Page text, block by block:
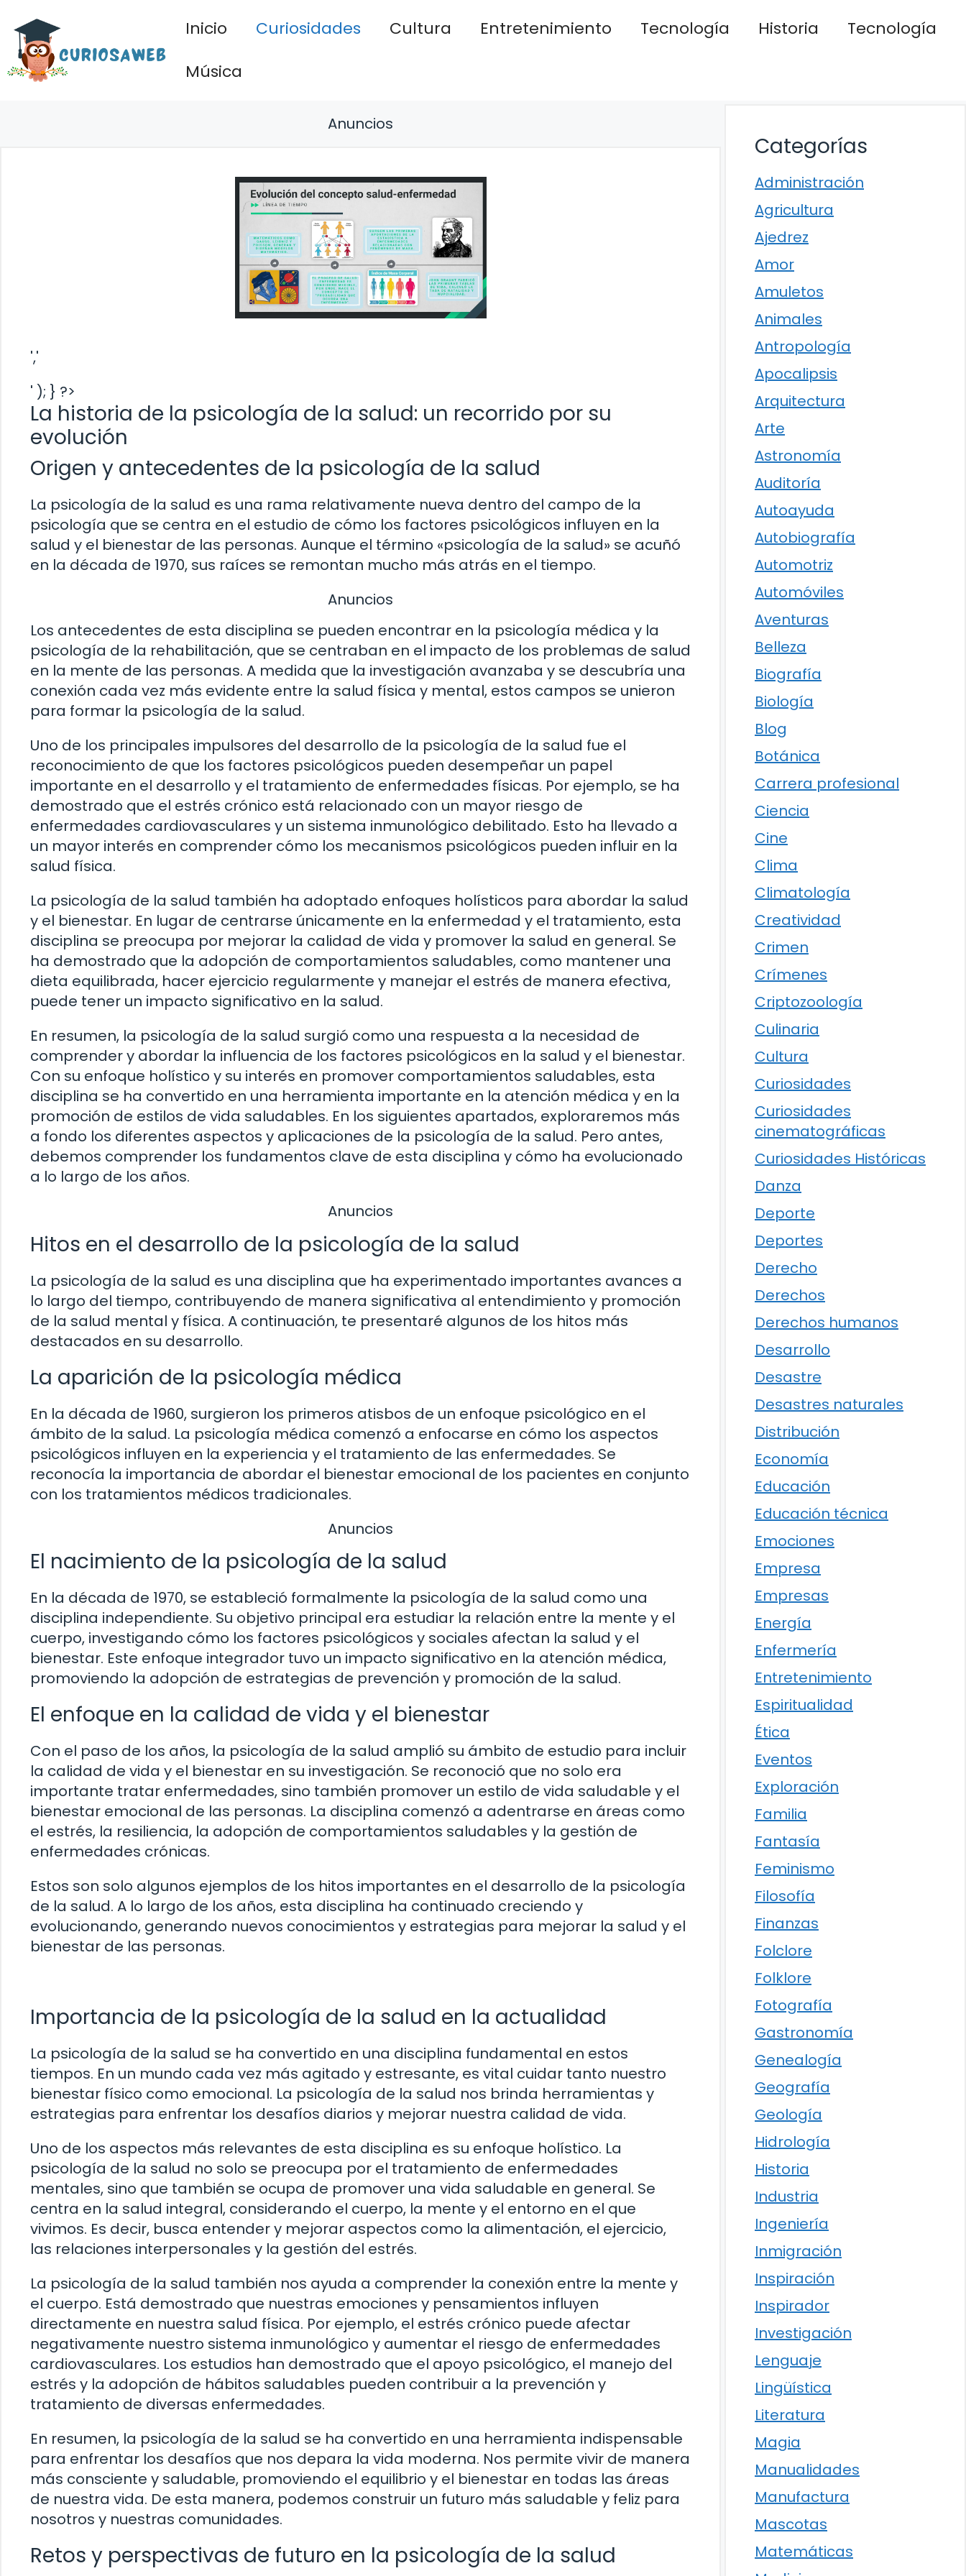
contenido
Inicio Curiosidades Cultura Entretenimiento Tecnología Historia
Tecnología
Música
Anuncios
','
' ); } ?>
La historia de la psicología de la salud: un recorrido por su
evolución
Origen y antecedentes de la psicología de la salud
La psicología de la salud es una rama relativamente nueva dentro del campo de la
psicología que se centra en el estudio de cómo los factores psicológicos influyen en la
salud y el bienestar de las personas. Aunque el término «psicología de la salud» se acuñó
en la década de 1970, sus raíces se remontan mucho más atrás en el tiempo.
Anuncios
Los antecedentes de esta disciplina se pueden encontrar en la psicología médica y la
psicología de la rehabilitación, que se centraban en el impacto de los problemas de salud
en la mente de las personas. A medida que la investigación avanzaba y se descubría una
conexión cada vez más evidente entre la salud física y mental, estos campos se unieron
para formar la psicología de la salud.
Uno de los principales impulsores del desarrollo de la psicología de la salud fue el
reconocimiento de que los factores psicológicos pueden desempeñar un papel
importante en el desarrollo y el tratamiento de enfermedades físicas. Por ejemplo, se ha
demostrado que el estrés crónico está relacionado con un mayor riesgo de
enfermedades cardiovasculares y un sistema inmunológico debilitado. Esto ha llevado a
un mayor interés en comprender cómo los mecanismos psicológicos pueden influir en la
salud física.
La psicología de la salud también ha adoptado enfoques holísticos para abordar la salud
y el bienestar. En lugar de centrarse únicamente en la enfermedad y el tratamiento, esta
disciplina se preocupa por mejorar la calidad de vida y promover la salud en general. Se
ha demostrado que la adopción de comportamientos saludables, como mantener una
dieta equilibrada, hacer ejercicio regularmente y manejar el estrés de manera efectiva,
puede tener un impacto significativo en la salud.
En resumen, la psicología de la salud surgió como una respuesta a la necesidad de
comprender y abordar la influencia de los factores psicológicos en la salud y el bienestar.
Con su enfoque holístico y su interés en promover comportamientos saludables, esta
disciplina se ha convertido en una herramienta importante en la atención médica y en la
promoción de estilos de vida saludables. En los siguientes apartados, exploraremos más
a fondo los diferentes aspectos y aplicaciones de la psicología de la salud. Pero antes,
debemos comprender los fundamentos clave de esta disciplina y cómo ha evolucionado
a lo largo de los años.
Anuncios
Hitos en el desarrollo de la psicología de la salud
La psicología de la salud es una disciplina que ha experimentado importantes avances a
lo largo del tiempo, contribuyendo de manera significativa al entendimiento y promoción
de la salud mental y física. A continuación, te presentaré algunos de los hitos más
destacados en su desarrollo.
La aparición de la psicología médica
En la década de 1960, surgieron los primeros atisbos de un enfoque psicológico en el
ámbito de la salud. La psicología médica comenzó a enfocarse en cómo los aspectos
psicológicos influyen en la experiencia y el tratamiento de las enfermedades. Se
reconocía la importancia de abordar el bienestar emocional de los pacientes en conjunto
con los tratamientos médicos tradicionales.
Anuncios
El nacimiento de la psicología de la salud
En la década de 1970, se estableció formalmente la psicología de la salud como una
disciplina independiente. Su objetivo principal era estudiar la relación entre la mente y el
cuerpo, investigando cómo los factores psicológicos y sociales afectan la salud y el
bienestar. Este enfoque integrador tuvo un impacto significativo en la atención médica,
promoviendo la adopción de estrategias de prevención y promoción de la salud.
El enfoque en la calidad de vida y el bienestar
Con el paso de los años, la psicología de la salud amplió su ámbito de estudio para incluir
la calidad de vida y el bienestar en su investigación. Se reconoció que no solo era
importante tratar enfermedades, sino también promover un estilo de vida saludable y el
bienestar emocional de las personas. La disciplina comenzó a adentrarse en áreas como
el estrés, la resiliencia, la adopción de comportamientos saludables y la gestión de
enfermedades crónicas.
Estos son solo algunos ejemplos de los hitos importantes en el desarrollo de la psicología
de la salud. A lo largo de los años, esta disciplina ha continuado creciendo y
evolucionando, generando nuevos conocimientos y estrategias para mejorar la salud y el
bienestar de las personas.
Importancia de la psicología de la salud en la actualidad
La psicología de la salud se ha convertido en una disciplina fundamental en estos
tiempos. En un mundo cada vez más agitado y estresante, es vital cuidar tanto nuestro
bienestar físico como emocional. La psicología de la salud nos brinda herramientas y
estrategias para enfrentar los desafíos diarios y mejorar nuestra calidad de vida.
Uno de los aspectos más relevantes de esta disciplina es su enfoque holístico. La
psicología de la salud no solo se preocupa por el tratamiento de enfermedades
mentales, sino que también se ocupa de promover una vida saludable en general. Se
centra en la salud integral, considerando el cuerpo, la mente y el entorno en el que
vivimos. Es decir, busca entender y mejorar aspectos como la alimentación, el ejercicio,
las relaciones interpersonales y la gestión del estrés.
La psicología de la salud también nos ayuda a comprender la conexión entre la mente y
el cuerpo. Está demostrado que nuestras emociones y pensamientos influyen
directamente en nuestra salud física. Por ejemplo, el estrés crónico puede afectar
negativamente nuestro sistema inmunológico y aumentar el riesgo de enfermedades
cardiovasculares. Los estudios han demostrado que el apoyo psicológico, el manejo del
estrés y la adopción de hábitos saludables pueden contribuir a la prevención y
tratamiento de diversas enfermedades.
En resumen, la psicología de la salud se ha convertido en una herramienta indispensable
para enfrentar los desafíos que nos depara la vida moderna. Nos permite vivir de manera
más consciente y saludable, promoviendo el equilibrio y el bienestar en todas las áreas
de nuestra vida. De esta manera, podemos construir un futuro más saludable y feliz para
nosotros y nuestras comunidades.
Retos y perspectivas de futuro en la psicología de la salud
Categorías
Administración
Agricultura
Ajedrez
Amor
Amuletos
Animales
Antropología
Apocalipsis
Arquitectura
Arte
Astronomía
Auditoría
Autoayuda
Autobiografía
Automotriz
Automóviles
Aventuras
Belleza
Biografía
Biología
Blog
Botánica
Carrera profesional
Ciencia
Cine
Clima
Climatología
Creatividad
Crimen
Crímenes
Criptozoología
Culinaria
Cultura
Curiosidades
Curiosidades
cinematográficas
Curiosidades Históricas
Danza
Deporte
Deportes
Derecho
Derechos
Derechos humanos
Desarrollo
Desastre
Desastres naturales
Distribución
Economía
Educación
Educación técnica
Emociones
Empresa
Empresas
Energía
Enfermería
Entretenimiento
Espiritualidad
Ética
Eventos
Exploración
Familia
Fantasía
Feminismo
Filosofía
Finanzas
Folclore
Folklore
Fotografía
Gastronomía
Genealogía
Geografía
Geología
Hidrología
Historia
Industria
Ingeniería
Inmigración
Inspiración
Inspirador
Investigación
Lenguaje
Lingüística
Literatura
Magia
Manualidades
Manufactura
Mascotas
Matemáticas